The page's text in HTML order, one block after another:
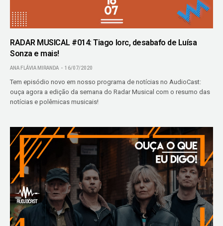
RADAR MUSICAL #014: Tiago Iorc, desabafo de Luísa
Sonza e mais!
ANA FLÁVIA MIRANDA 16/07/2020
Tem episódio novo em nosso programa de notícias no AudioCast:
ouça agora a edição da semana do Radar Musical com o resumo das
notícias e polêmicas musicais!